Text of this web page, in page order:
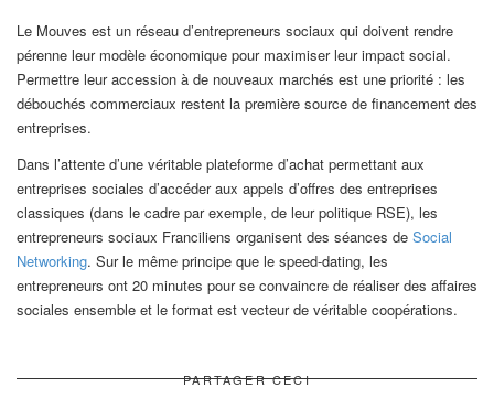
Le Mouves est un réseau d’entrepreneurs sociaux qui doivent rendre
pérenne leur modèle économique pour maximiser leur impact social.
Permettre leur accession à de nouveaux marchés est une priorité : les
débouchés commerciaux restent la première source de financement des
entreprises.
Dans l’attente d’une véritable plateforme d’achat permettant aux
entreprises sociales d’accéder aux appels d’offres des entreprises
classiques (dans le cadre par exemple, de leur politique RSE), les
entrepreneurs sociaux Franciliens organisent des séances de Social
Networking. Sur le même principe que le speed-dating, les
entrepreneurs ont 20 minutes pour se convaincre de réaliser des affaires
sociales ensemble et le format est vecteur de véritable coopérations.
PARTAGER CECI